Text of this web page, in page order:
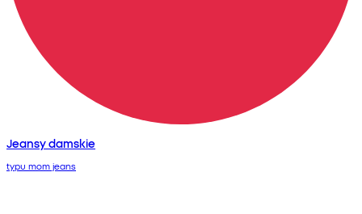
Jeansy damskie
typu mom jeans